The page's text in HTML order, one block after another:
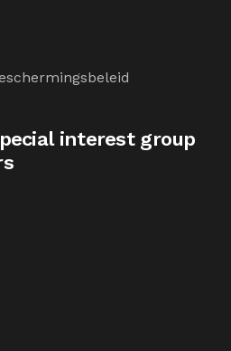
interest group